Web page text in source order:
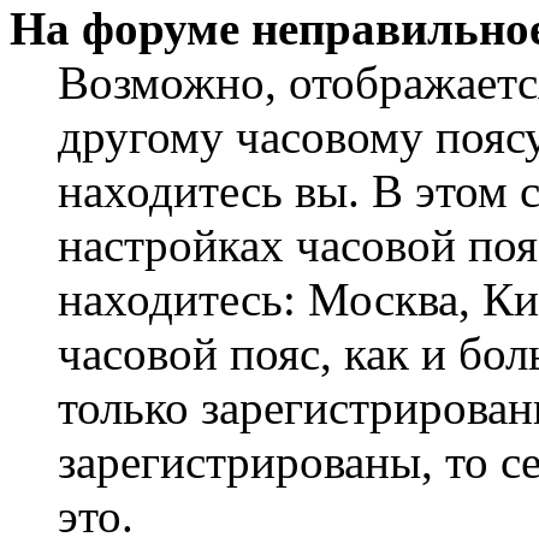
На форуме
Возможно,
другому часовому
находитесь вы. В этом
настройках часовой
находитесь: Москва,
часовой пояс, как и
только
зарегистрированы, то
это.